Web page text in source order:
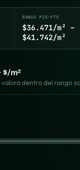
RANGO P25–P75
$36.471/m² –
$41.742/m²
$/m²
valora dentro del rango